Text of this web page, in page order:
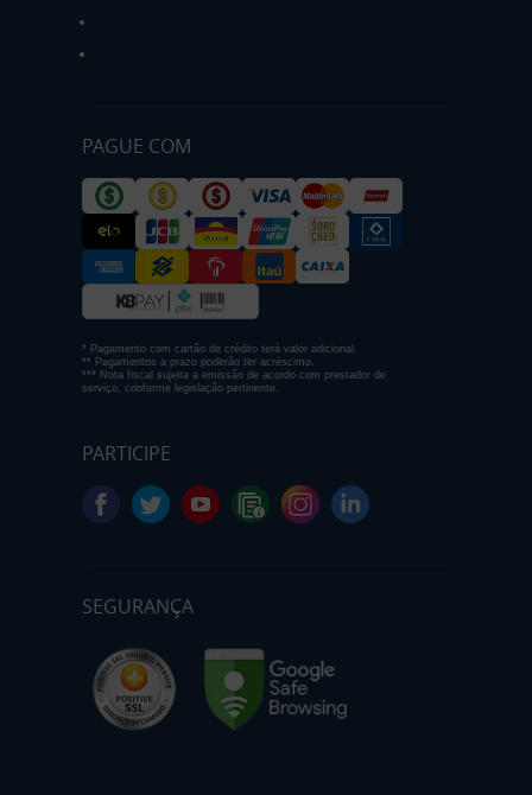
PAGUE COM
* Pagamento com cartão de crédito terá valor adicional.
** Pagamentos a prazo poderão ter acréscimo.
*** Nota fiscal sujeita a emissão de acordo com prestador de
serviço, conforme legislação pertinente.
PARTICIPE
SEGURANÇA